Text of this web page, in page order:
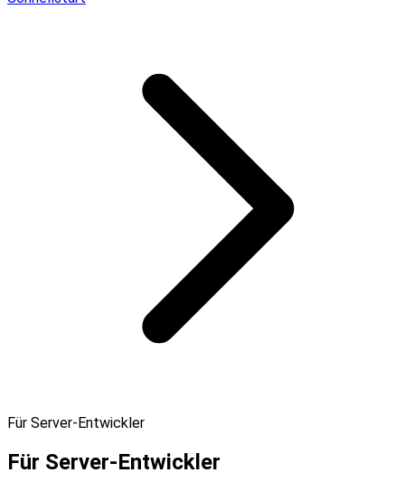
Für Server-Entwickler
Für Server-Entwickler